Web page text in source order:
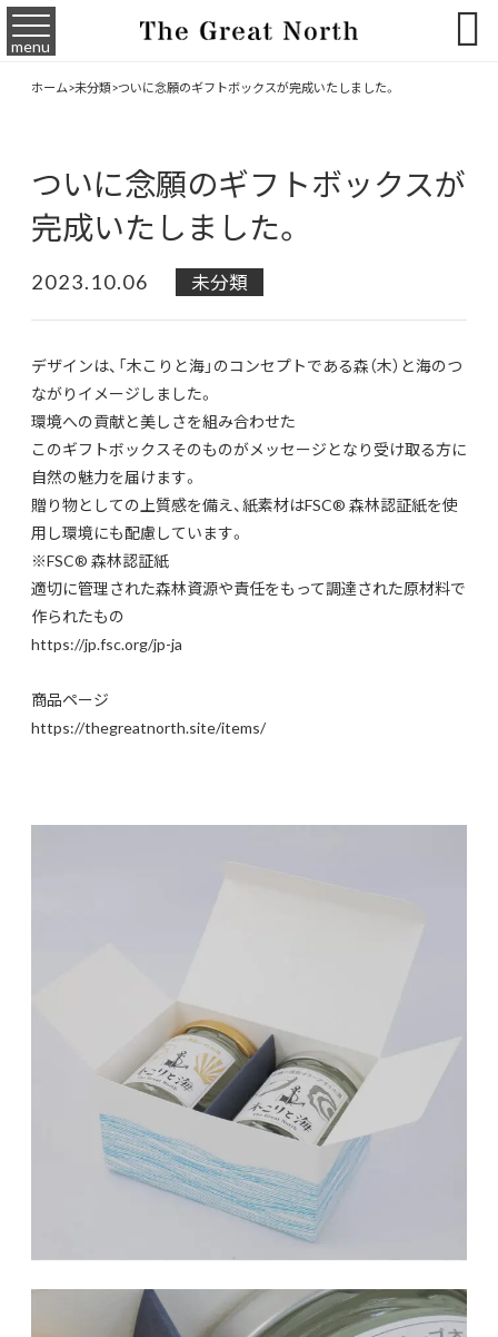
menu 
ホーム>未分類>ついに念願のギフトボックスが完成いたしました。
ついに念願のギフトボックスが
完成いたしました。
2023.10.06 未分類
デザインは、「木こりと海」のコンセプトである森（木）と海のつ
ながりイメージしました。
環境への貢献と美しさを組み合わせた
このギフトボックスそのものがメッセージとなり受け取る方に
自然の魅力を届けます。
贈り物としての上質感を備え、紙素材はFSC®︎ 森林認証紙を使
用し環境にも配慮しています。
※FSC®︎ 森林認証紙
適切に管理された森林資源や責任をもって調達された原材料で
作られたもの
https://jp.fsc.org/jp-ja
商品ページ
https://thegreatnorth.site/items/